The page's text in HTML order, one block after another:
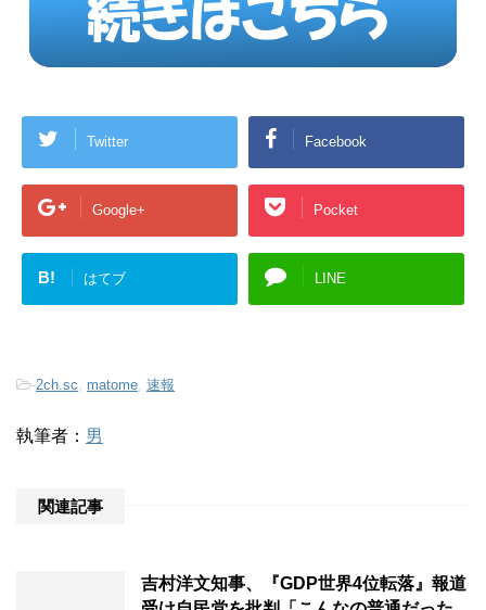
Twitter Facebook
Google+ Pocket
B! はてブ LINE
-2ch.sc matome 速報
執筆者： 男
関連記事
吉村洋文知事、『GDP世界4位転落』報道